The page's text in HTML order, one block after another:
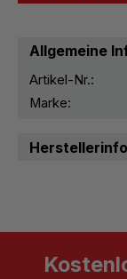
Allgemeine
Artikel-Nr.:
Marke: